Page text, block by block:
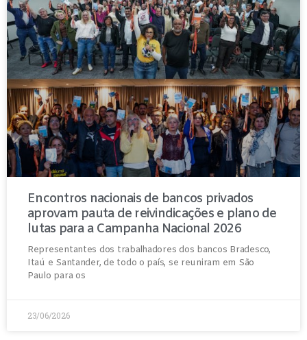
Encontros nacionais de bancos privados
aprovam pauta de reivindicações e plano de
lutas para a Campanha Nacional 2026
Representantes dos trabalhadores dos bancos Bradesco,
Itaú e Santander, de todo o país, se reuniram em São
Paulo para os
23/06/2026